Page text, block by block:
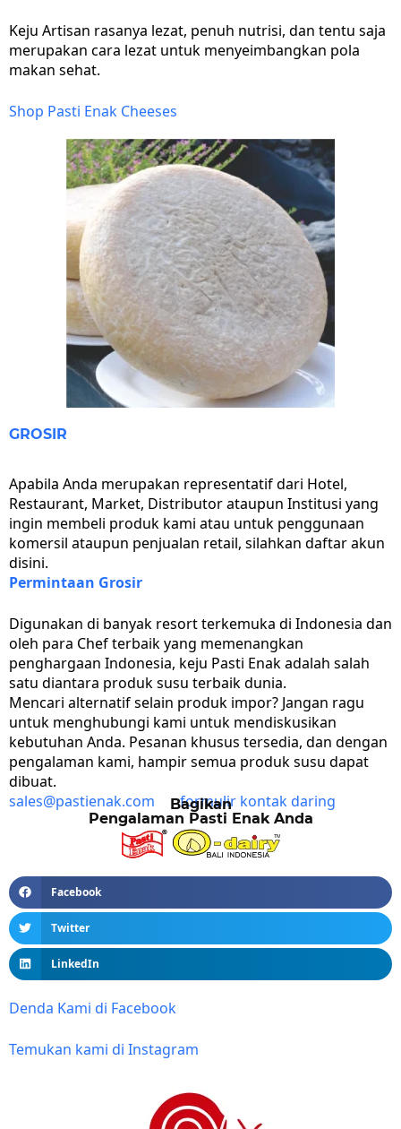
Keju Artisan rasanya lezat, penuh nutrisi, dan tentu saja
merupakan cara lezat untuk menyeimbangkan pola
makan sehat.
Shop Pasti Enak Cheeses
GROSIR
Apabila Anda merupakan representatif dari Hotel,
Restaurant, Market, Distributor ataupun Institusi yang
ingin membeli produk kami atau untuk penggunaan
komersil ataupun penjualan retail, silahkan daftar akun
disini.
Permintaan Grosir
Digunakan di banyak resort terkemuka di Indonesia dan
oleh para Chef terbaik yang memenangkan
penghargaan Indonesia, keju Pasti Enak adalah salah
satu diantara produk susu terbaik dunia.
Mencari alternatif selain produk impor? Jangan ragu
untuk menghubungi kami untuk mendiskusikan
kebutuhan Anda. Pesanan khusus tersedia, dan dengan
pengalaman kami, hampir semua produk susu dapat
dibuat.
sales@pastienak.com
formulir kontak daring
Bagikan
Pengalaman Pasti Enak Anda
Facebook
Twitter
LinkedIn
Denda Kami di Facebook
Temukan kami di Instagram